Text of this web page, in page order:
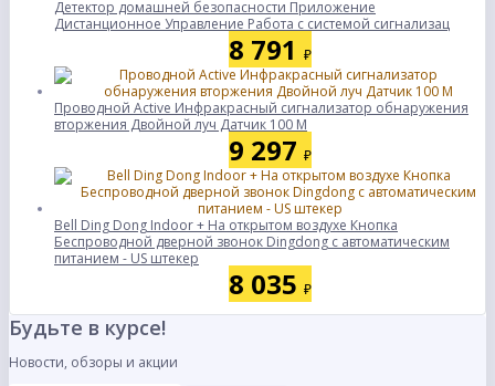
Детектор домашней безопасности Приложение
Дистанционное Управление Работа с системой сигнализац
8 791 ₽
Проводной Active Инфракрасный сигнализатор обнаружения
вторжения Двойной луч Датчик 100 M
9 297 ₽
Bell Ding Dong Indoor + На открытом воздухе Кнопка
Беспроводной дверной звонок Dingdong с автоматическим
питанием - US штекер
8 035 ₽
Будьте в курсе!
Новости, обзоры и акции